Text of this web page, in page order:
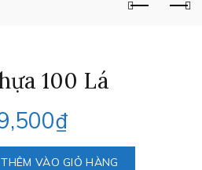
100 Lá
₫
THÊM VÀO GIỎ HÀNG